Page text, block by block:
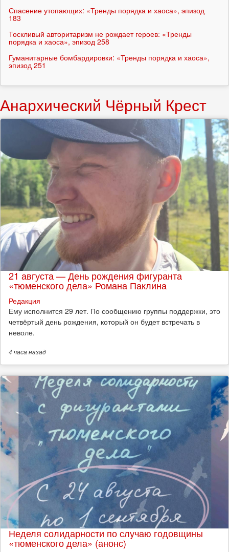
Спасение утопающих: «Тренды порядка и хаоса», эпизод
183
Тоскливый авторитаризм не рождает героев: «Тренды
порядка и хаоса», эпизод 258
Гуманитарные бомбардировки: «Тренды порядка и хаоса»,
эпизод 251
Анархический Чёрный Крест
21 августа — День рождения фигуранта
«тюменского дела» Романа Паклина
Редакция
Ему исполнится 29 лет. По сообщению группы поддержки, это
четвёртый день рождения, который он будет встречать в
неволе.
4 часаназад
Неделя солидарности по случаю годовщины
«тюменского дела» (анонс)